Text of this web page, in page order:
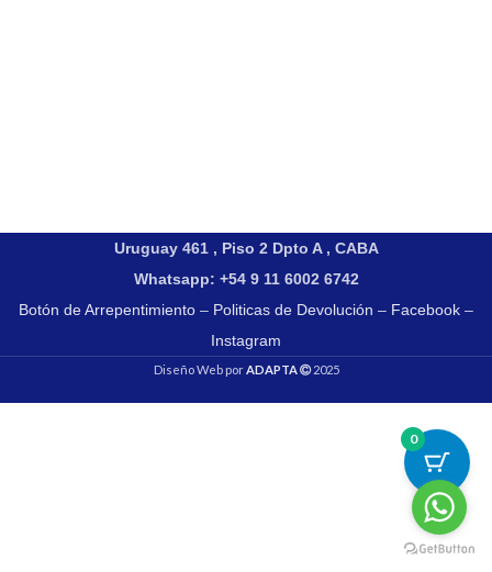
Uruguay 461 , Piso 2 Dpto A , CABA
Whatsapp: +54 9 11 6002 6742
Botón de Arrepentimiento – Politicas de Devolución – Facebook –
Instagram
Diseño Web porADAPTA 2025
0